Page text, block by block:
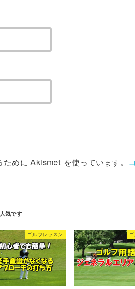
めに Akismet を使っています。
ゴルフレッスン